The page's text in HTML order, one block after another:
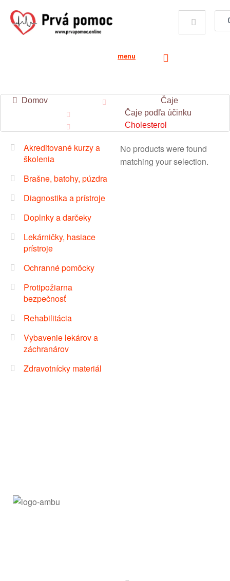
menu
Domov
Čaje
Čaje podľa účinku
Cholesterol
Akreditované kurzy a
školenia
Brašne, batohy, púzdra
Diagnostika a prístroje
Doplnky a darčeky
Lekárničky, hasiace
prístroje
Ochranné pomôcky
Protipožiarna
bezpečnosť
Rehabilitácia
Vybavenie lekárov a
záchranárov
Zdravotnícky materiál
No products were found
matching your selection.